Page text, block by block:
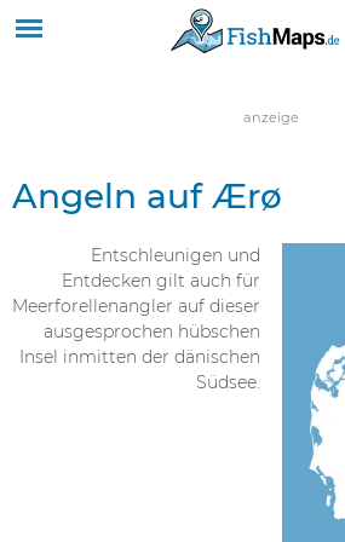
Jump to navigation
anzeige
Angeln auf Ærø
Entschleunigen und
Entdecken gilt auch für
Meerforellenangler auf dieser
ausgesprochen hübschen
Insel inmitten der dänischen
Südsee.